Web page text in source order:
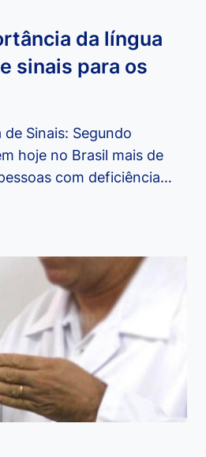
da língua
sinais para os
de Sinais: Segundo
hoje no Brasil mais de
com deficiência…